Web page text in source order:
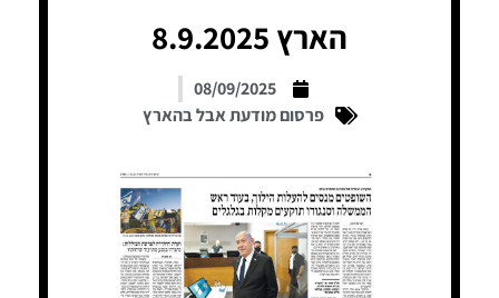
הארץ 8.9.2025
08/09/2025
פרסום מודעת אבל בהארץ